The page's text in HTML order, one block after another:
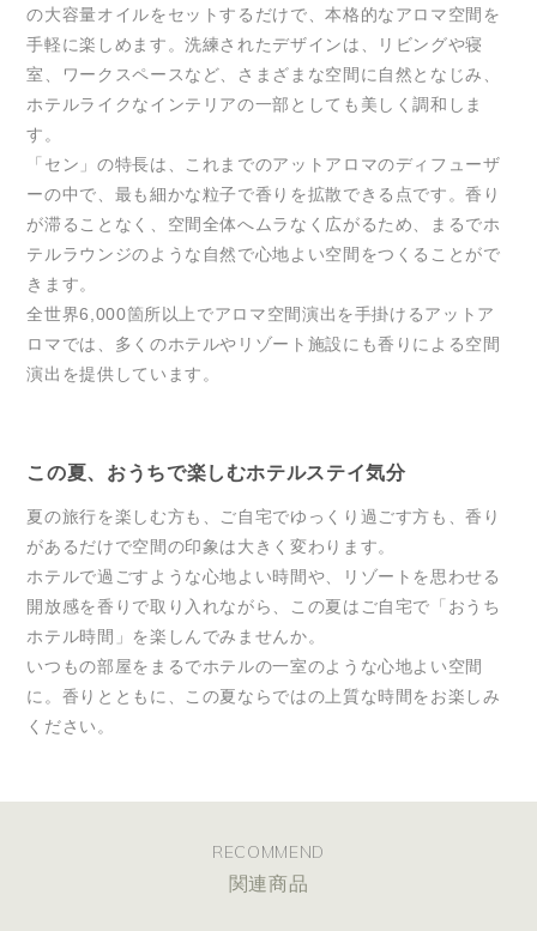
の大容量オイルをセットするだけで、本格的なアロマ空間を
手軽に楽しめます。洗練されたデザインは、リビングや寝
室、ワークスペースなど、さまざまな空間に自然となじみ、
ホテルライクなインテリアの一部としても美しく調和しま
す。
「セン」の特長は、これまでのアットアロマのディフューザ
ーの中で、最も細かな粒子で香りを拡散できる点です。香り
が滞ることなく、空間全体へムラなく広がるため、まるでホ
テルラウンジのような自然で心地よい空間をつくることがで
きます。
全世界6,000箇所以上でアロマ空間演出を手掛けるアットア
ロマでは、多くのホテルやリゾート施設にも香りによる空間
演出を提供しています。
この夏、おうちで楽しむホテルステイ気分
夏の旅行を楽しむ方も、ご自宅でゆっくり過ごす方も、香り
があるだけで空間の印象は大きく変わります。
ホテルで過ごすような心地よい時間や、リゾートを思わせる
開放感を香りで取り入れながら、この夏はご自宅で「おうち
ホテル時間」を楽しんでみませんか。
いつもの部屋をまるでホテルの一室のような心地よい空間
に。香りとともに、この夏ならではの上質な時間をお楽しみ
ください。
RECOMMEND
関連商品